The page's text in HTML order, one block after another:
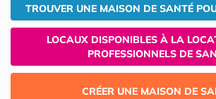
TROUVER UNE MAISON DE SANTÉ
LOCAUX DISPONIBLES À LA
PROFESSIONNELS DE
CRÉER UNE MAISON DE